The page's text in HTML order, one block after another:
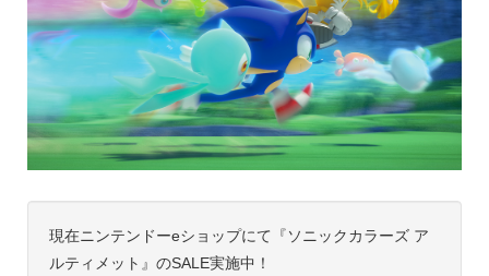
現在ニンテンドーeショップにて『ソニックカラーズ ア
ルティメット』のSALE実施中！